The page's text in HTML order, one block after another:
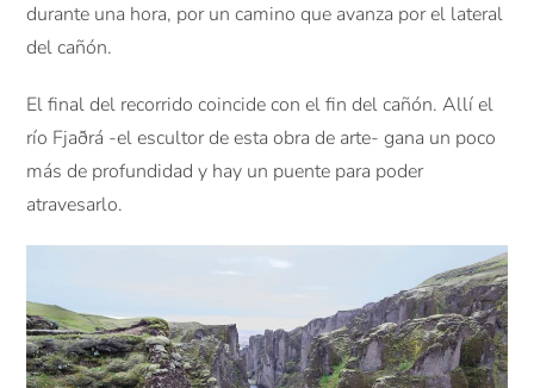
durante una hora, por un camino que avanza por el lateral
del cañón.
El final del recorrido coincide con el fin del cañón. Allí el
río Fjaðrá -el escultor de esta obra de arte- gana un poco
más de profundidad y hay un puente para poder
atravesarlo.